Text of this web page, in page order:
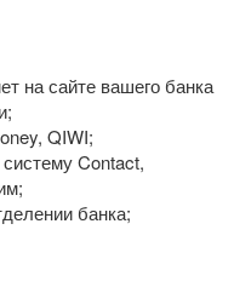
на сайте вашего банка
QIWI;
Contact,
банка;